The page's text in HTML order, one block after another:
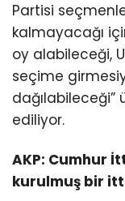
Partisi
kalmayacağı
oy alabileceği,
seçime
dağılabileceği”
ediliyor.
AKP: Cumhur
kurulmuş bir